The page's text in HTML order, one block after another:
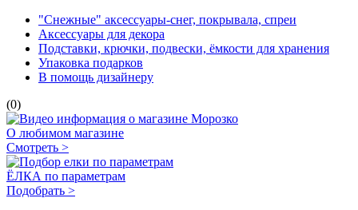
"Снежные" аксессуары-снег, покрывала, спреи
Аксессуары для декора
Подставки, крючки, подвески, ёмкости для хранения
Упаковка подарков
В помощь дизайнеру
(0)
О любимом магазине
Смотреть >
ЁЛКА по параметрам
Подобрать >